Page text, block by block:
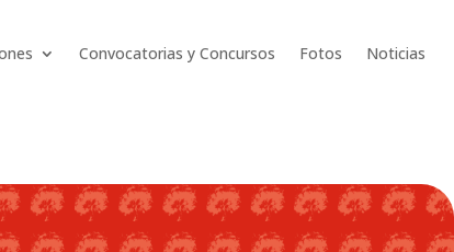
Convocatorias y Concursos Fotos
Noticias